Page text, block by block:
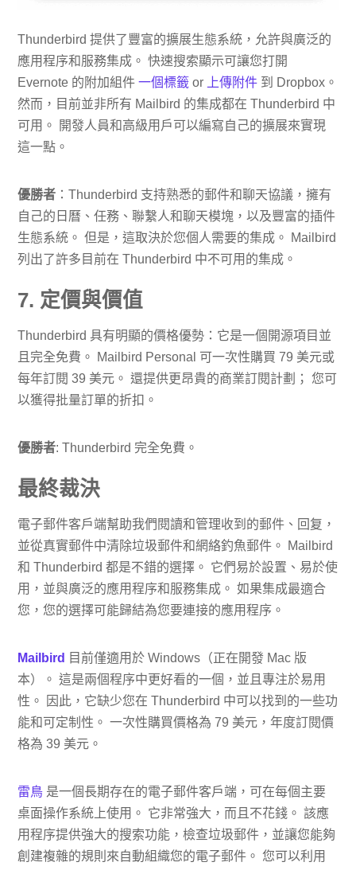
Thunderbird 提供了豐富的擴展生態系統，允許與廣泛的
應用程序和服務集成。 快速搜索顯示可讓您打開
Evernote 的附加組件一個標籤 or 上傳附件 到 Dropbox。
然而，目前並非所有 Mailbird 的集成都在 Thunderbird 中
可用。 開發人員和高級用戶可以編寫自己的擴展來實現
這一點。
優勝者 ：Thunderbird 支持熟悉的郵件和聊天協議，擁有
自己的日曆、任務、聯繫人和聊天模塊，以及豐富的插件
生態系統。 但是，這取決於您個人需要的集成。 Mailbird
列出了許多目前在 Thunderbird 中不可用的集成。
7. 定價與價值
Thunderbird 具有明顯的價格優勢：它是一個開源項目並
且完全免費。 Mailbird Personal 可一次性購買 79 美元或
每年訂閱 39 美元。 還提供更昂貴的商業訂閱計劃； 您可
以獲得批量訂單的折扣。
優勝者: Thunderbird 完全免費。
最終裁決
電子郵件客戶端幫助我們閱讀和管理收到的郵件、回复，
並從真實郵件中清除垃圾郵件和網絡釣魚郵件。 Mailbird
和 Thunderbird 都是不錯的選擇。 它們易於設置、易於使
用，並與廣泛的應用程序和服務集成。 如果集成最適合
您，您的選擇可能歸結為您要連接的應用程序。
Mailbird 目前僅適用於 Windows（正在開發 Mac 版
本）。 這是兩個程序中更好看的一個，並且專注於易用
性。 因此，它缺少您在 Thunderbird 中可以找到的一些功
能和可定制性。 一次性購買價格為 79 美元，年度訂閱價
格為 39 美元。
雷鳥 是一個長期存在的電子郵件客戶端，可在每個主要
桌面操作系統上使用。 它非常強大，而且不花錢。 該應
用程序提供強大的搜索功能，檢查垃圾郵件，並讓您能夠
創建複雜的規則來自動組織您的電子郵件。 您可以利用